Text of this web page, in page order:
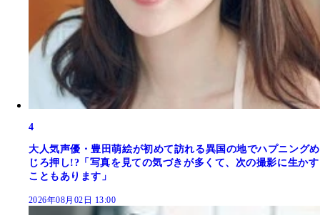
4
大人気声優・豊田萌絵が初めて訪れる異国の地でハプニングめ
じろ押し!?「写真を見ての気づきが多くて、次の撮影に生かす
こともあります」
2026年08月02日 13:00